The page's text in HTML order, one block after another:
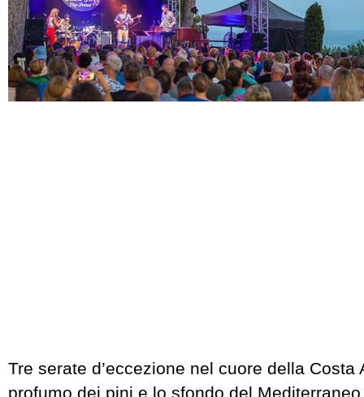
Tre serate d’eccezione nel cuore della Costa
profumo dei pini e lo sfondo del